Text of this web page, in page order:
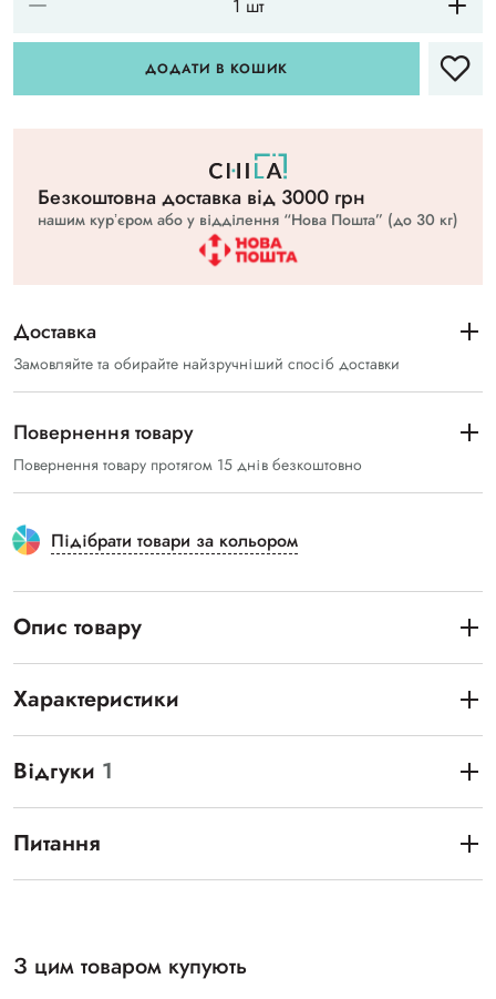
ДОДАТИ В КОШИК
Безкоштовна доставка вiд 3000 грн
нашим курʼєром або у відділення “Нова Пошта” (до 30 кг)
Доставка
Замовляйте та обирайте найзручніший спосіб доставки
Повернення товару
Повернення товару протягом 15 днів безкоштовно
Підібрати товари за кольором
Опис товару
Характеристики
Відгуки 1
Питання
З цим товаром купують